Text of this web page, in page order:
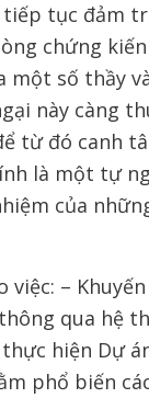
tục đảm
chứng
một số thầy
này càng
từ đó canh
là một tự
của
–
qua hệ
hiện Dự
phổ biến